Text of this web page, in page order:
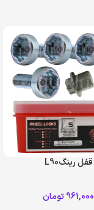
قفل رینگL90
961,000تومان